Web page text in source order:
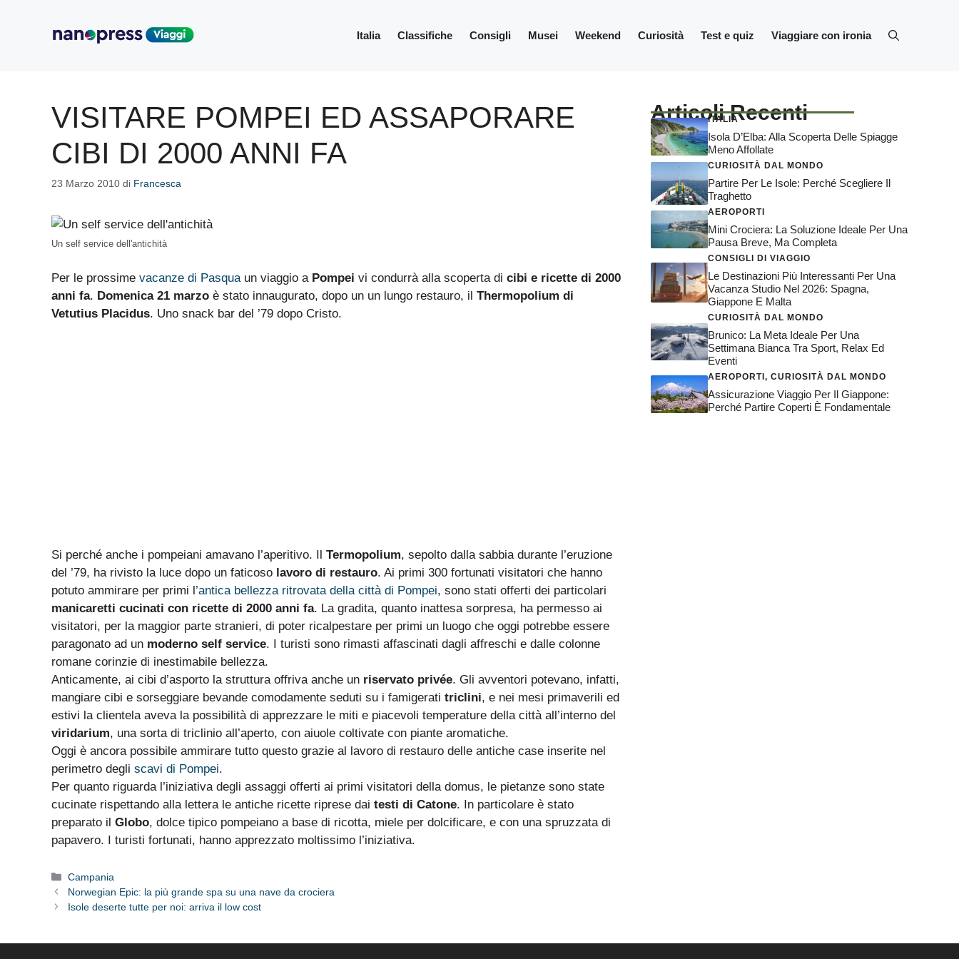
Italia Classifiche Consigli Musei Weekend Curiosità Test e quiz Viaggiare con ironia
VISITARE POMPEI ED ASSAPORARE
CIBI DI 2000 ANNI FA
23 Marzo 2010 di Francesca
Un self service dell'antichità
Per le prossime vacanze di Pasqua un viaggio a Pompei vi condurrà alla scoperta di cibi e ricette di 2000
anni fa. Domenica 21 marzo è stato innaugurato, dopo un un lungo restauro, il Thermopolium di
Vetutius Placidus. Uno snack bar del ’79 dopo Cristo.
Si perché anche i pompeiani amavano l’aperitivo. Il Termopolium, sepolto dalla sabbia durante l’eruzione
del ’79, ha rivisto la luce dopo un faticoso lavoro di restauro. Ai primi 300 fortunati visitatori che hanno
potuto ammirare per primi l’antica bellezza ritrovata della città di Pompei, sono stati offerti dei particolari
manicaretti cucinati con ricette di 2000 anni fa. La gradita, quanto inattesa sorpresa, ha permesso ai
visitatori, per la maggior parte stranieri, di poter ricalpestare per primi un luogo che oggi potrebbe essere
paragonato ad un moderno self service. I turisti sono rimasti affascinati dagli affreschi e dalle colonne
romane corinzie di inestimabile bellezza.
Anticamente, ai cibi d’asporto la struttura offriva anche un riservato privée. Gli avventori potevano, infatti,
mangiare cibi e sorseggiare bevande comodamente seduti su i famigerati triclini, e nei mesi primaverili ed
estivi la clientela aveva la possibilità di apprezzare le miti e piacevoli temperature della città all’interno del
viridarium, una sorta di triclinio all’aperto, con aiuole coltivate con piante aromatiche.
Oggi è ancora possibile ammirare tutto questo grazie al lavoro di restauro delle antiche case inserite nel
perimetro degli scavi di Pompei.
Per quanto riguarda l’iniziativa degli assaggi offerti ai primi visitatori della domus, le pietanze sono state
cucinate rispettando alla lettera le antiche ricette riprese dai testi di Catone. In particolare è stato
preparato il Globo, dolce tipico pompeiano a base di ricotta, miele per dolcificare, e con una spruzzata di
papavero. I turisti fortunati, hanno apprezzato moltissimo l’iniziativa.
Categorie
Campania
Norwegian Epic: la più grande spa su una nave da crociera
Isole deserte tutte per noi: arriva il low cost
Articoli Recenti
ITALIA
Isola D’Elba: Alla Scoperta Delle Spiagge
Meno Affollate
CURIOSITÀ DAL MONDO
Partire Per Le Isole: Perché Scegliere Il
Traghetto
AEROPORTI
Mini Crociera: La Soluzione Ideale Per Una
Pausa Breve, Ma Completa
CONSIGLI DI VIAGGIO
Le Destinazioni Più Interessanti Per Una
Vacanza Studio Nel 2026: Spagna,
Giappone E Malta
CURIOSITÀ DAL MONDO
Brunico: La Meta Ideale Per Una
Settimana Bianca Tra Sport, Relax Ed
Eventi
AEROPORTI , CURIOSITÀ DAL MONDO
Assicurazione Viaggio Per Il Giappone:
Perché Partire Coperti È Fondamentale